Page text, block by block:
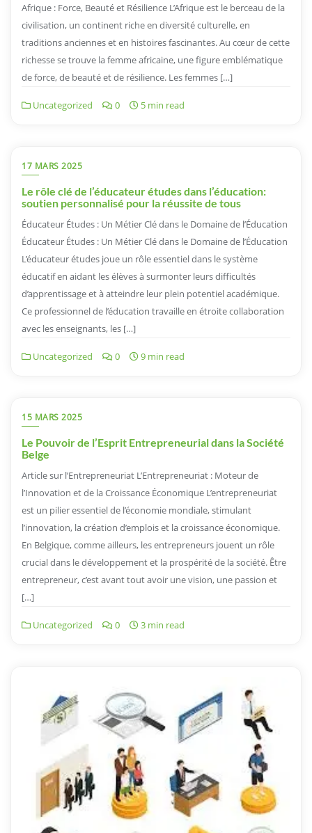
Afrique : Force, Beauté et Résilience L’Afrique est le berceau de la
civilisation, un continent riche en diversité culturelle, en
traditions anciennes et en histoires fascinantes. Au cœur de cette
richesse se trouve la femme africaine, une figure emblématique
de force, de beauté et de résilience. Les femmes […]
Uncategorized 0 5 min read
17 MARS 2025
Le rôle clé de l’éducateur études dans l’éducation:
soutien personnalisé pour la réussite de tous
Éducateur Études : Un Métier Clé dans le Domaine de l’Éducation
Éducateur Études : Un Métier Clé dans le Domaine de l’Éducation
L’éducateur études joue un rôle essentiel dans le système
éducatif en aidant les élèves à surmonter leurs difficultés
d’apprentissage et à atteindre leur plein potentiel académique.
Ce professionnel de l’éducation travaille en étroite collaboration
avec les enseignants, les […]
Uncategorized 0 9 min read
15 MARS 2025
Le Pouvoir de l’Esprit Entrepreneurial dans la Société
Belge
Article sur l’Entrepreneuriat L’Entrepreneuriat : Moteur de
l’Innovation et de la Croissance Économique L’entrepreneuriat
est un pilier essentiel de l’économie mondiale, stimulant
l’innovation, la création d’emplois et la croissance économique.
En Belgique, comme ailleurs, les entrepreneurs jouent un rôle
crucial dans le développement et la prospérité de la société. Être
entrepreneur, c’est avant tout avoir une vision, une passion et
[…]
Uncategorized 0 3 min read